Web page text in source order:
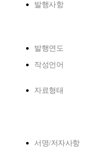
발행사항
발행연도
작성언어
자료형태
서명/저자사항